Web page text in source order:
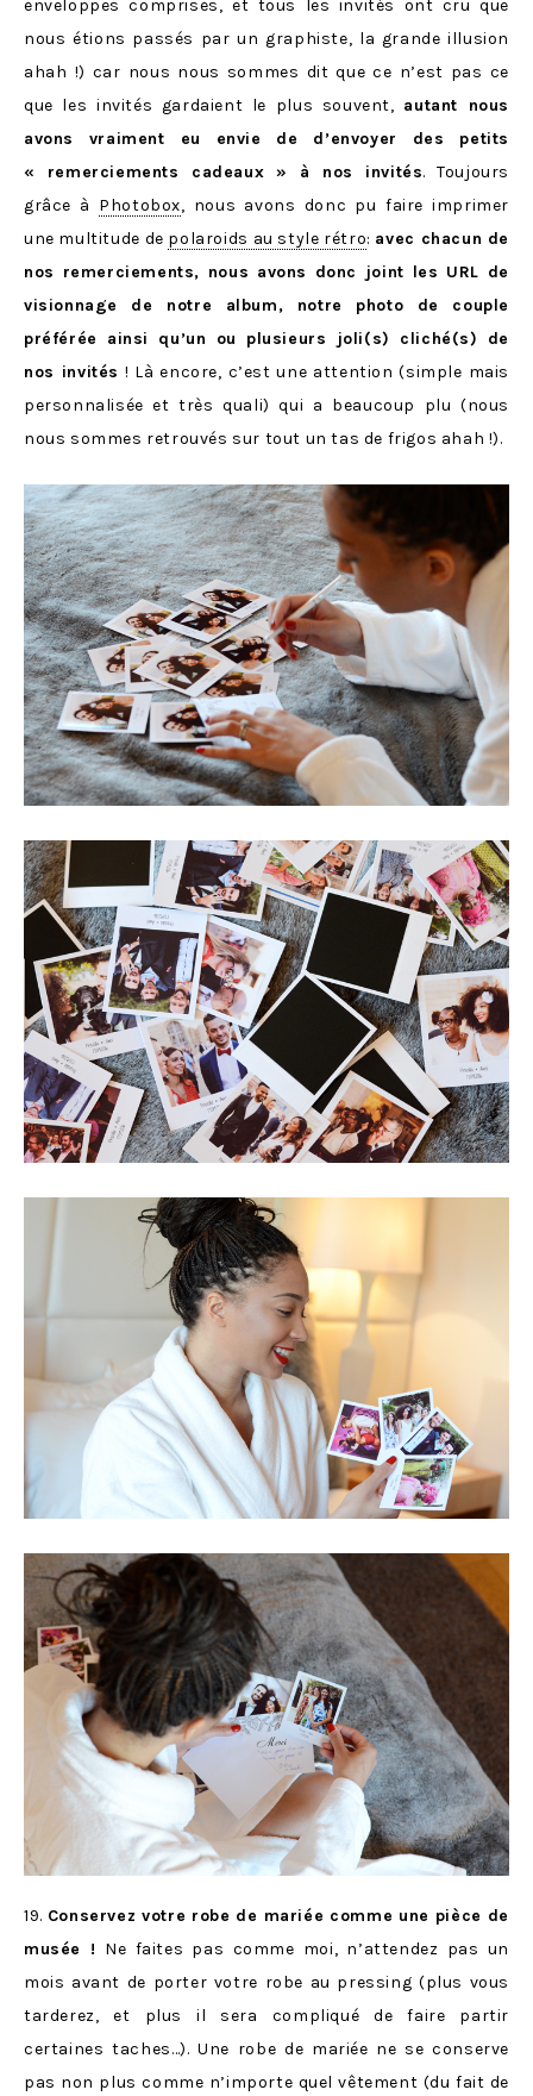
enveloppes comprises, et tous les invités ont cru que
nous étions passés par un graphiste, la grande illusion
ahah !) car nous nous sommes dit que ce n’est pas ce
que les invités gardaient le plus souvent, autant nous
avons vraiment eu envie de d’envoyer des petits
« remerciements cadeaux » à nos invités. Toujours
grâce à Photobox, nous avons donc pu faire imprimer
une multitude de polaroids au style rétro: avec chacun de
nos remerciements, nous avons donc joint les URL de
visionnage de notre album, notre photo de couple
préférée ainsi qu’un ou plusieurs joli(s) cliché(s) de
nos invités ! Là encore, c’est une attention (simple mais
personnalisée et très quali) qui a beaucoup plu (nous
nous sommes retrouvés sur tout un tas de frigos ahah !).
19. Conservez votre robe de mariée comme une pièce de
musée ! Ne faites pas comme moi, n’attendez pas un
mois avant de porter votre robe au pressing (plus vous
tarderez, et plus il sera compliqué de faire partir
certaines taches…). Une robe de mariée ne se conserve
pas non plus comme n’importe quel vêtement (du fait de